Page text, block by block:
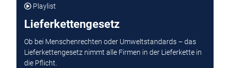
Playlist
Lieferkettengesetz
Ob bei Menschenrechten oder Umweltstandards – das
Lieferkettengesetz nimmt alle Firmen in der Lieferkette in
die Pflicht.